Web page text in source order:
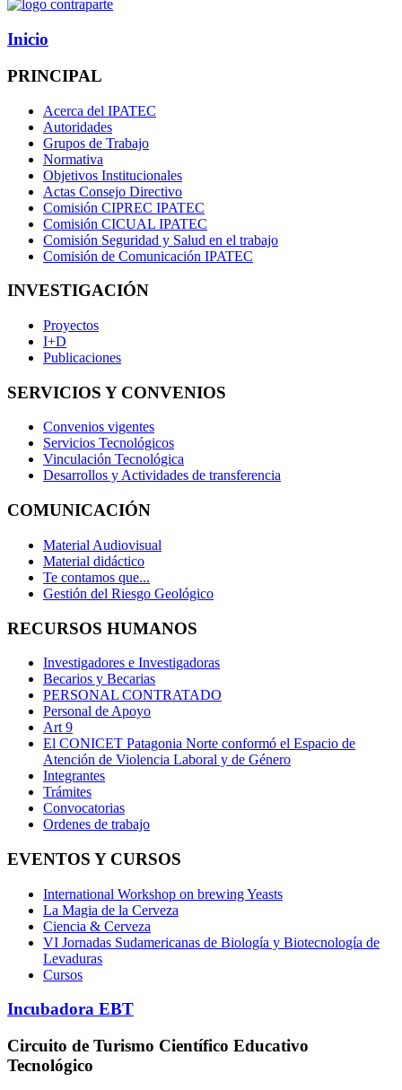
Inicio
PRINCIPAL
Acerca del IPATEC
Autoridades
Grupos de Trabajo
Normativa
Objetivos Institucionales
Actas Consejo Directivo
Comisión CIPREC IPATEC
Comisión CICUAL IPATEC
Comisión Seguridad y Salud en el trabajo
Comisión de Comunicación IPATEC
INVESTIGACIÓN
Proyectos
I+D
Publicaciones
SERVICIOS Y CONVENIOS
Convenios vigentes
Servicios Tecnológicos
Vinculación Tecnológica
Desarrollos y Actividades de transferencia
COMUNICACIÓN
Material Audiovisual
Material didáctico
Te contamos que...
Gestión del Riesgo Geológico
RECURSOS HUMANOS
Investigadores e Investigadoras
Becarios y Becarias
PERSONAL CONTRATADO
Personal de Apoyo
Art 9
El CONICET Patagonia Norte conformó el Espacio de
Atención de Violencia Laboral y de Género
Integrantes
Trámites
Convocatorias
Ordenes de trabajo
EVENTOS Y CURSOS
International Workshop on brewing Yeasts
La Magia de la Cerveza
Ciencia & Cerveza
VI Jornadas Sudamericanas de Biología y Biotecnología de
Levaduras
Cursos
Incubadora EBT
Circuito de Turismo Científico Educativo
Tecnológico